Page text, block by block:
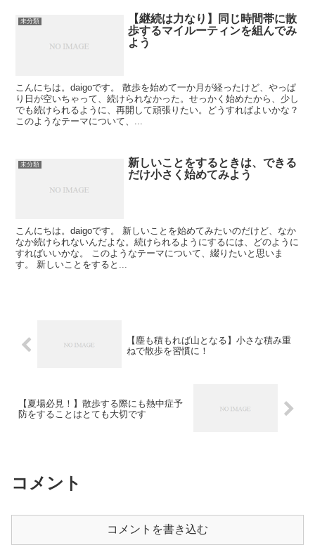
未分類
【継続は力なり】同じ時間帯に散
歩するマイルーティンを組んでみ
よう
こんにちは。daigoです。 散歩を始めて一か月が経ったけど、やっぱ
り日が空いちゃって、続けられなかった。せっかく始めたから、少し
でも続けられるように、再開して頑張りたい。どうすればよいかな？
このようなテーマについて、...
未分類
新しいことをするときは、できる
だけ小さく始めてみよう
こんにちは。daigoです。 新しいことを始めてみたいのだけど、なか
なか続けられないんだよな。続けられるようにするには、どのように
すればいいかな。 このようなテーマについて、綴りたいと思いま
す。 新しいことをすると...
【塵も積もれば山となる】小さな積み重
ねで散歩を習慣に！
【夏場必見！】散歩する際にも熱中症予
防をすることはとても大切です
コメント
コメントを書き込む